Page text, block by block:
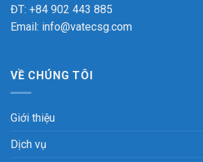
ĐT: +84 902 443 885
Email: info@vatecsg.com
VỀ CHÚNG TÔI
Giới thiệu
Dịch vụ